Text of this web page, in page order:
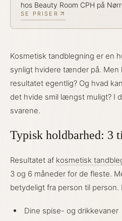
hos Beauty Room CPH på
SE PRISER
Kosmetisk tandblegning er en
synligt hvidere tænder på.
resultatet egentlig? Og hvad
det hvide smil længst muligt? I
svarene.
Typisk holdbarhed: 3
Resultatet af kosmetisk
3 og 6 måneder for de fleste.
betydeligt fra person til
Dine spise- og drikkevaner